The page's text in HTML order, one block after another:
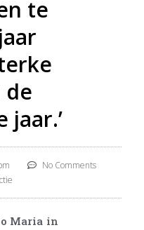
te
de
jaar.’
No Comments
Maria in